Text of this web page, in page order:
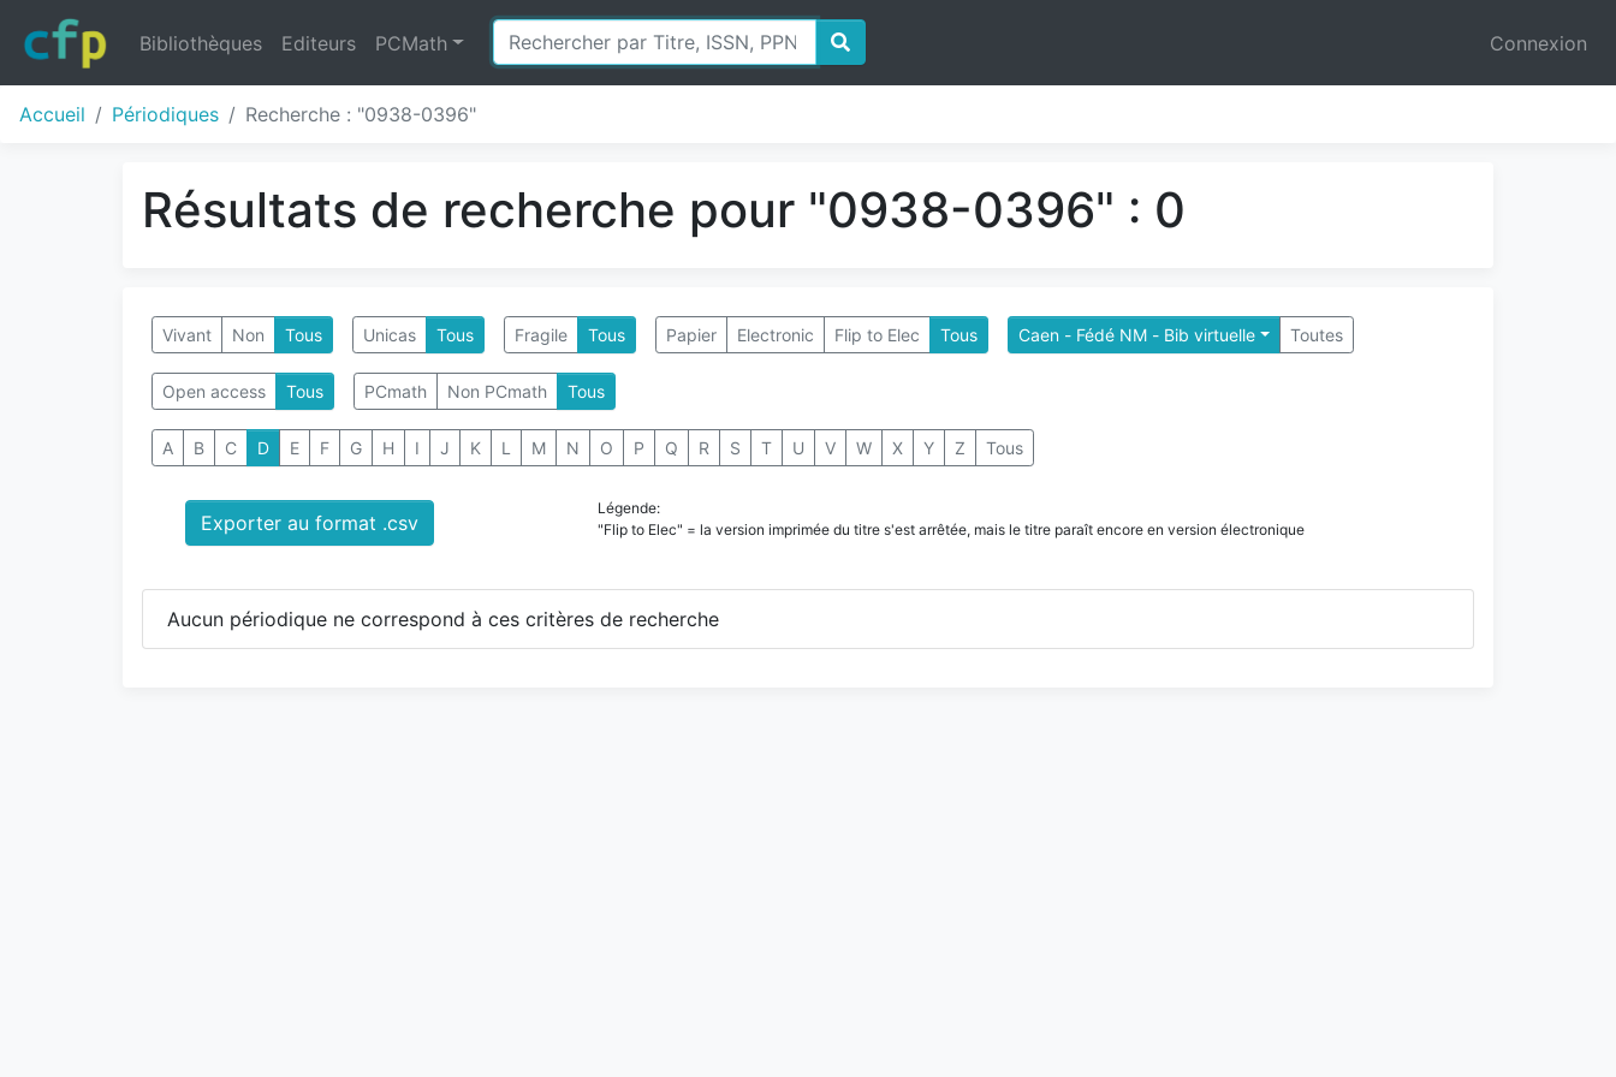
Bibliothèques Editeurs PCMath Connexion
Accueil Périodiques Recherche : "0938-0396"
Résultats de recherche pour "0938-0396" : 0
Vivant Non Tous Unicas Tous Fragile Tous Papier Electronic Flip to Elec Tous Caen - Fédé NM - Bib virtuelle Toutes
Open access Tous PCmath Non PCmath Tous
A B C D E F G H I J K L M N O P Q R S T U V W X Y Z Tous
Exporter au format .csv
Légende:
"Flip to Elec" = la version imprimée du titre s'est arrêtée, mais le titre paraît encore en version électronique
Aucun périodique ne correspond à ces critères de recherche